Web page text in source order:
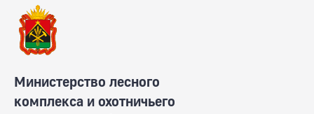
Министерство лесного
комплекса и охотничьего